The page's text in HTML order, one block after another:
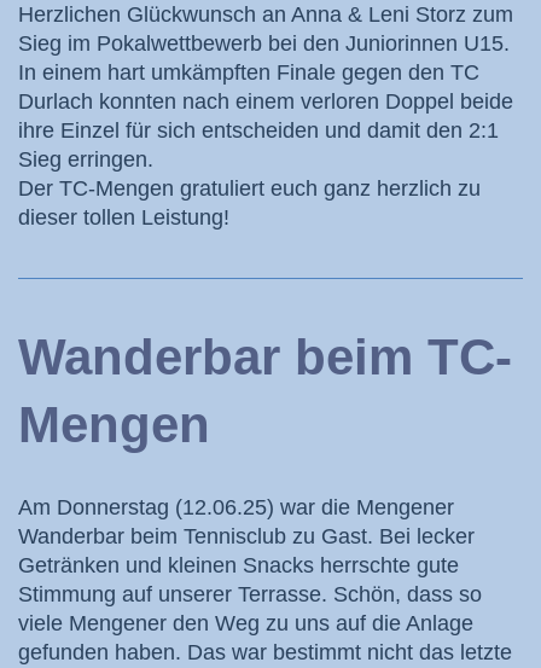
Herzlichen Glückwunsch an Anna & Leni Storz zum
Sieg im Pokalwettbewerb bei den Juniorinnen U15.
In einem hart umkämpften Finale gegen den TC
Durlach konnten nach einem verloren Doppel beide
ihre Einzel für sich entscheiden und damit den 2:1
Sieg erringen.
Der TC-Mengen gratuliert euch ganz herzlich zu
dieser tollen Leistung!
Wanderbar beim TC-
Mengen
Am Donnerstag (12.06.25) war die Mengener
Wanderbar beim Tennisclub zu Gast. Bei lecker
Getränken und kleinen Snacks herrschte gute
Stimmung auf unserer Terrasse. Schön, dass so
viele Mengener den Weg zu uns auf die Anlage
gefunden haben. Das war bestimmt nicht das letzte